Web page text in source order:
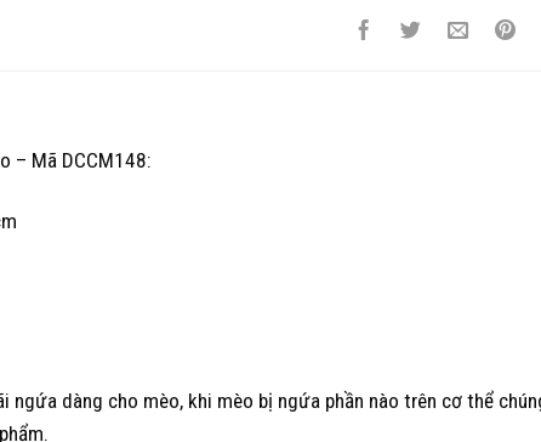
– Mã DCCM148:
ngứa dàng cho mèo, khi mèo bị ngứa phần nào trên cơ thể